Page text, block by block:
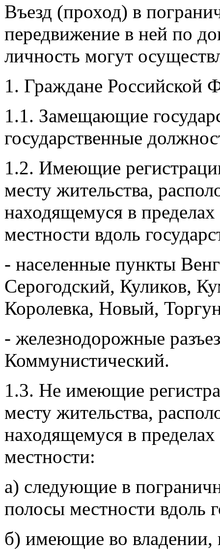
Въезд (проход) в
передвижение в ней по
личность могут
1. Граждане Российской
1.1. Замещающие
государственные
1.2. Имеющие
месту жительства,
находящемуся в
местности вдоль
- населенные пункты
Серогодский, Куликов,
Королевка, Новый,
- железнодорожные
Коммунистический.
1.3. Не имеющие
месту жительства,
находящемуся в
местности:
а) следующие в
полосы местности вдоль
б) имеющие во владении,